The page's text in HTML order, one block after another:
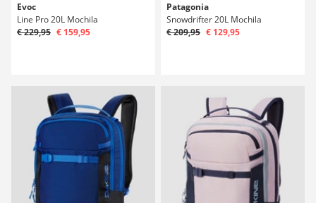
Evoc
Line Pro 20L Mochila
€ 229,95 € 159,95
Patagonia
Snowdrifter 20L Mochila
€ 209,95 € 129,95